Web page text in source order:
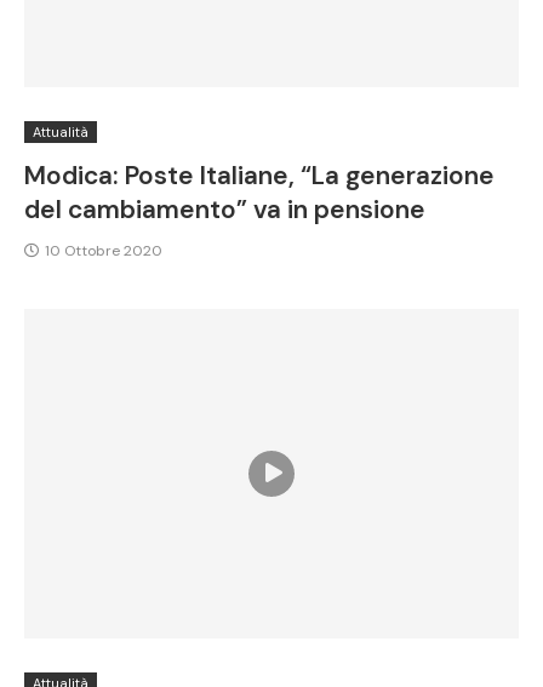
Attualità
Modica: Poste Italiane, “La generazione
del cambiamento” va in pensione
10 Ottobre 2020
Attualità